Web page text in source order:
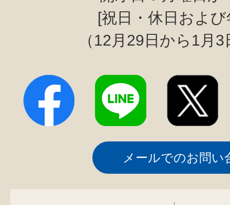
[祝日・休日およ
（12月29日から1月
メールでのお問い